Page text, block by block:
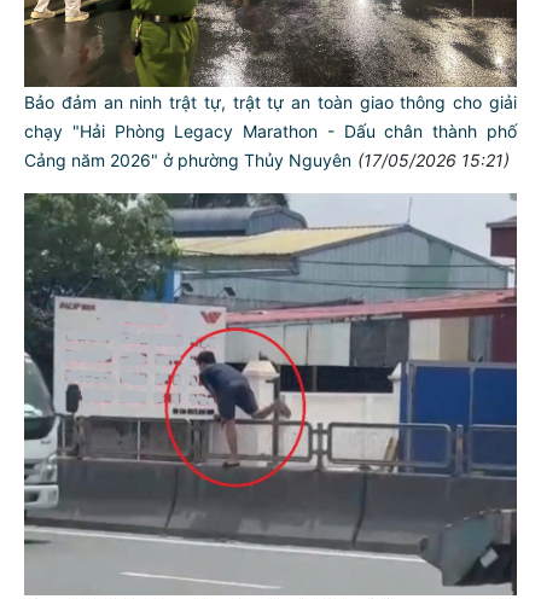
Bảo đảm an ninh trật tự, trật tự an toàn giao thông cho giải
chạy "Hải Phòng Legacy Marathon - Dấu chân thành phố
Cảng năm 2026" ở phường Thủy Nguyên (17/05/2026 15:21)